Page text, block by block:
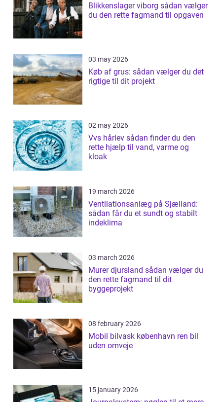
Blikkenslager viborg sådan vælger
du den rette fagmand til opgaven
03 may 2026
Køb af grus: sådan vælger du det
rigtige til dit projekt
02 may 2026
Vvs hårlev sådan finder du den
rette hjælp til vand, varme og
kloak
19 march 2026
Ventilationsanlæg på Sjælland:
sådan får du et sundt og stabilt
indeklima
03 march 2026
Murer djursland sådan vælger du
den rette fagmand til dit
byggeprojekt
08 february 2026
Mobil bilvask københavn ren bil
uden omveje
15 january 2026